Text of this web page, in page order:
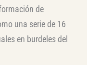
de
una serie de 16
en burdeles del